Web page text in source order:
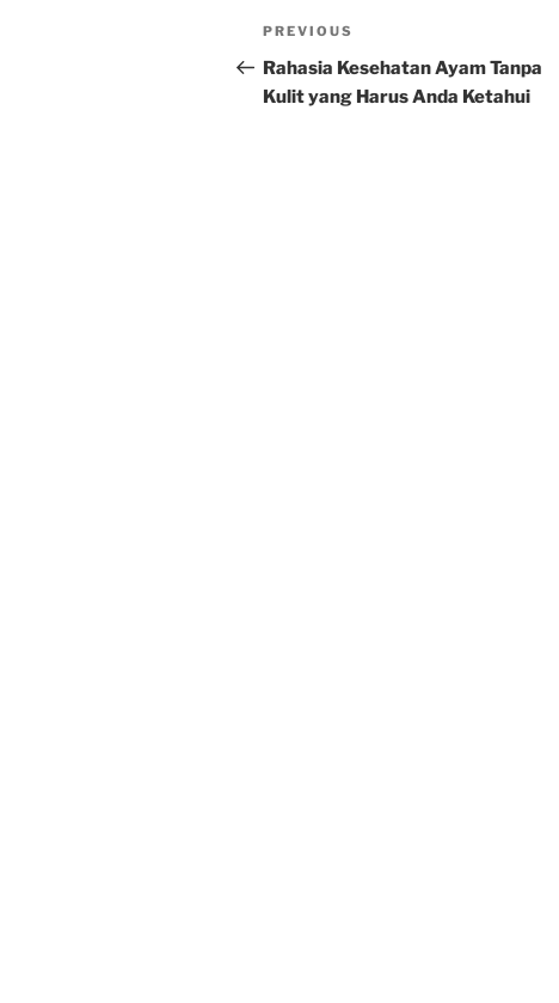
Post
navigation
Previous
Post
PREVIOUS
Rahasia Kesehatan Ayam Tanpa
Kulit yang Harus Anda Ketahui